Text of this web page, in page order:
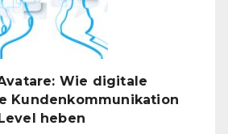
Wie digitale
Kundenkommunikation
heben